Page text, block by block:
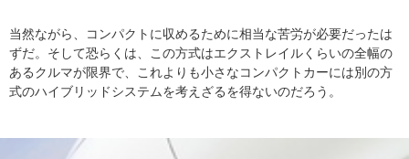
当然ながら、コンパクトに収めるために相当な苦労が必要だったは
ずだ。そして恐らくは、この方式はエクストレイルくらいの全幅の
あるクルマが限界で、これよりも小さなコンパクトカーには別の方
式のハイブリッドシステムを考えざるを得ないのだろう。